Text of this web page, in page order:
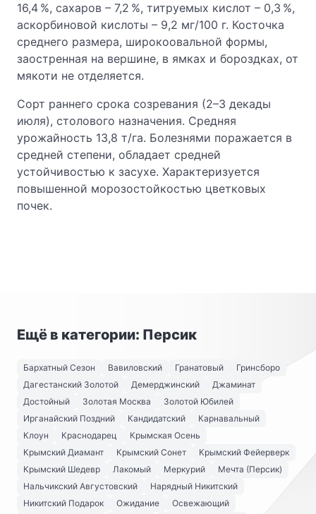
16,4 %, сахаров – 7,2 %, титруемых кислот – 0,3 %,
аскорбиновой кислоты – 9,2 мг/100 г. Косточка
среднего размера, широкоовальной формы,
заостренная на вершине, в ямках и бороздках, от
мякоти не отделяется.
Сорт раннего срока созревания (2–3 декады
июля), столового назначения. Средняя
урожайность 13,8 т/га. Болезнями поражается в
средней степени, обладает средней
устойчивостью к засухе. Характеризуется
повышенной морозостойкостью цветковых
почек.
Ещё в категории: Персик
Бархатный Сезон Вавиловский Гранатовый
Гринсборо
Дагестанский Золотой
Демерджинский
Джаминат
Достойный
Золотая Москва
Золотой Юбилей
Ирганайский Поздний
Кандидатский
Карнавальный
Клоун
Краснодарец
Крымская Осень
Крымский Диамант
Крымский Сонет
Крымский Фейерверк
Крымский Шедевр
Лакомый Меркурий
Мечта (Персик)
Нальчикский Августовский
Нарядный Никитский
Никитский Подарок
Ожидание
Освежающий